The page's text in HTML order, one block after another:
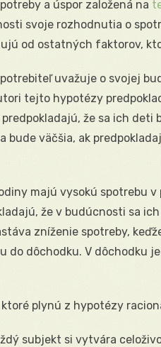
a úspor založená na
svoje rozhodnutia o
od ostatných faktorov,
uvažuje o svojej
tejto hypotézy
že sa ich deti
bude väčšia, ak
majú vysokú spotrebu
že v budúcnosti sa
zníženie spotreby,
do dôchodku. V dôchodku
ktoré plynú z hypotézy
subjekt si vytvára